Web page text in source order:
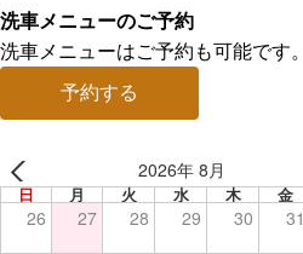
洗車メニューのご予約
洗車メニューはご予約も可能です。
予約する
2026年 8月
日 月 火 水 木 金
26 27 28 29 30 31